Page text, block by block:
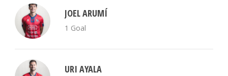
JOEL ARUMÍ
1 Goal
URI AYALA